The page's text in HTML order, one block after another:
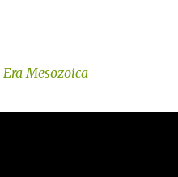
Era Mesozoica